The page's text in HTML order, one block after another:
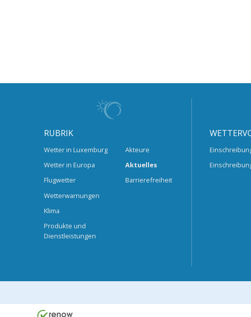
RUBRIK
Wetter in Luxemburg
Wetter in Europa
Flugwetter
Wetterwarnungen
Klima
Produkte und
Dienstleistungen
Akteure
Aktuelles
Barrierefreiheit